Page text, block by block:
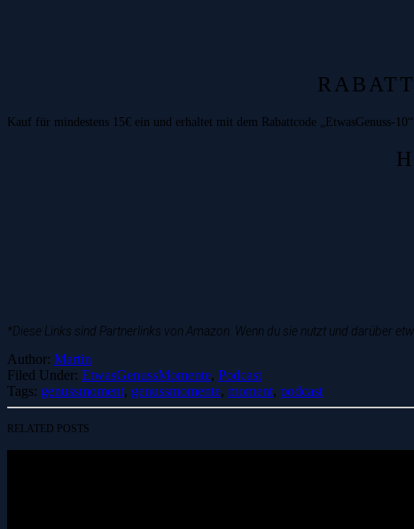
Kauf für mindestens 15€ ein und erhaltet mit dem Rabattcode „EtwasGenuss-
*Diese Links sind Partnerlinks von Amazon. Wenn du sie nutzt und darüber
Author: Martin
Filed Under: EtwasGenussMomente, Podcast
Tags: genussmoment, genussmomente, moment, podcast
RELATED POSTS